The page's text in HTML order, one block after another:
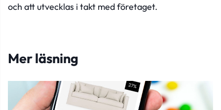
och att utvecklas i takt med företaget.
Mer läsning